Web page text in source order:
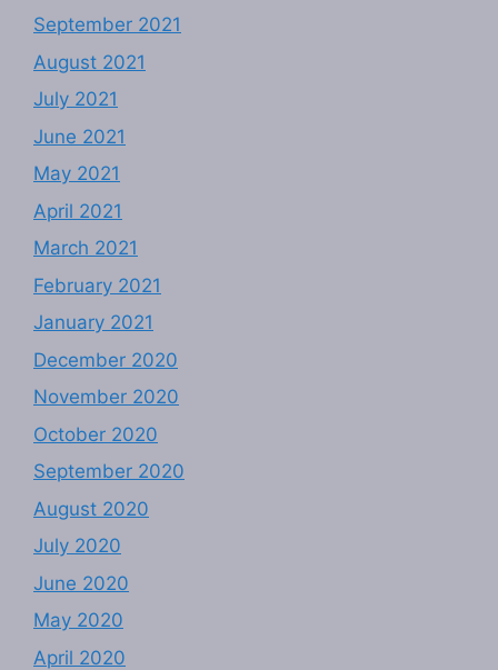
September 2021
August 2021
July 2021
June 2021
May 2021
April 2021
March 2021
February 2021
January 2021
December 2020
November 2020
October 2020
September 2020
August 2020
July 2020
June 2020
May 2020
April 2020